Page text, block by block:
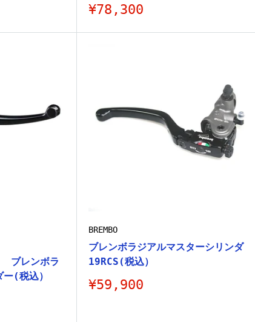
販
価
¥78,300
ブレンボラ
(税込）
BREMBO
ブレンボラジアルマスターシリンダ
19RCS(税込）
販
¥59,900